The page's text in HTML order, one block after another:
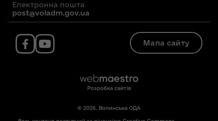
Електронна пошта
post@voladm.gov.ua
Мапа сайту
Розробка сайтів
© 2026. Волинська ОДА